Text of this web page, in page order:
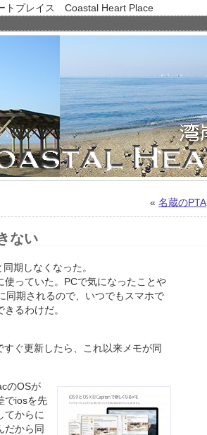
トプレイス Coastal Heart Place
« 名蔵のPTA
ない
期しなくなった。
っていた。PCで気になったことや
同期されるので、いつでもスマホで
るわけだ。
ぐ更新したら、これ以来メモが同
のOSが
でiosを先
てからに
だから同